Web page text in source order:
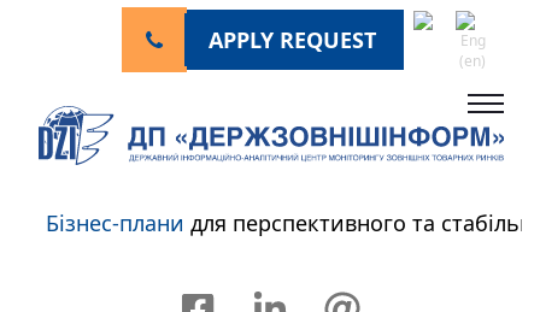
APPLY REQUEST
Бізнес-планидля перспективного та